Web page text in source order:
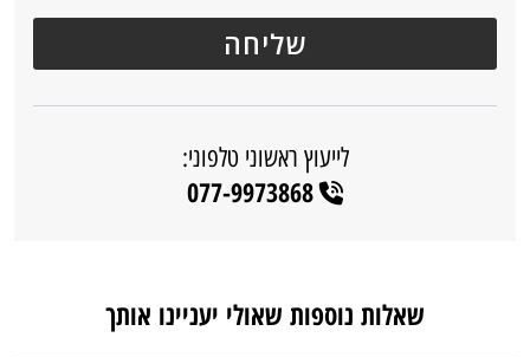
לייעוץ ראשוני טלפוני:
077-9973868
שאלות נוספות שאולי יעניינו אותך